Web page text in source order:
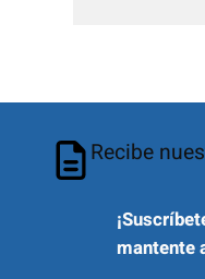
Recibe
mantente